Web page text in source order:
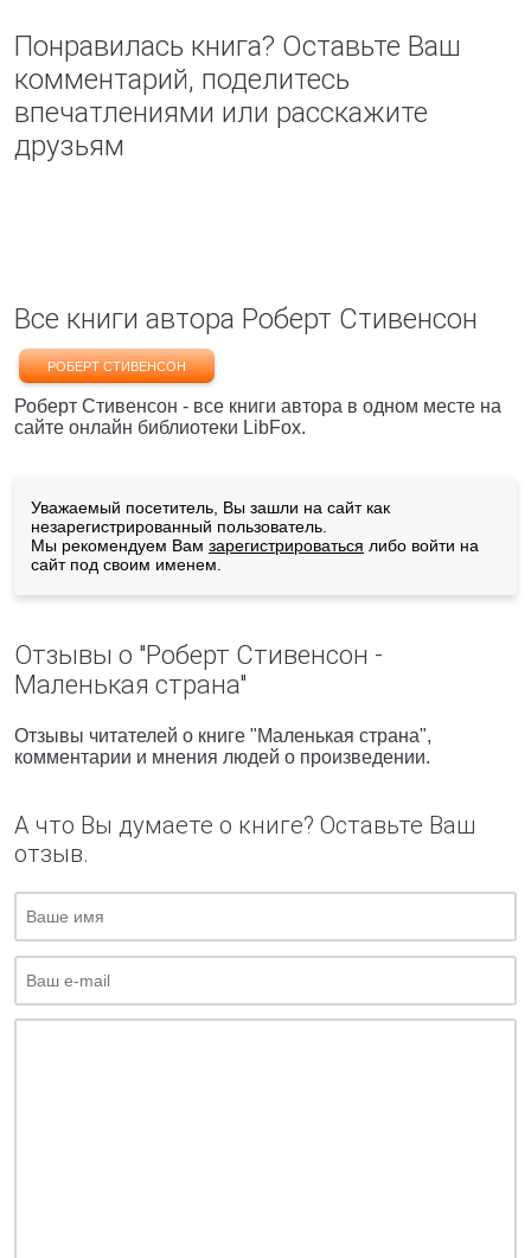
Понравилась книга? Оставьте Ваш
комментарий, поделитесь
впечатлениями или расскажите
друзьям
Все книги автора Роберт Стивенсон
РОБЕРТ СТИВЕНСОН
Роберт Стивенсон - все книги автора в одном месте на
сайте онлайн библиотеки LibFox.
Уважаемый посетитель, Вы зашли на сайт как
незарегистрированный пользователь.
Мы рекомендуем Вам зарегистрироваться либо войти на
сайт под своим именем.
Отзывы о "Роберт Стивенсон -
Маленькая страна"
Отзывы читателей о книге "Маленькая страна",
комментарии и мнения людей о произведении.
А что Вы думаете о книге? Оставьте Ваш
отзыв.